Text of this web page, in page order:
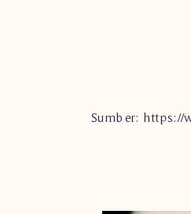
Sumber: https://